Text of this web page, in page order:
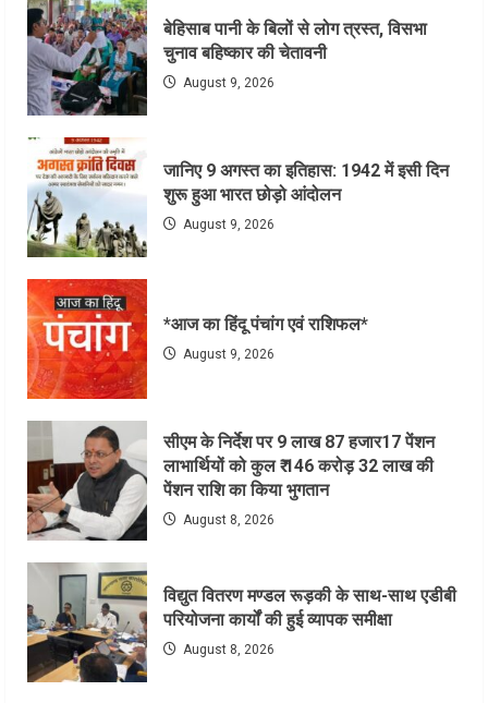
बेहिसाब पानी के बिलों से लोग त्रस्त, विसभा
चुनाव बहिष्कार की चेतावनी
August 9, 2026
जानिए 9 अगस्त का इतिहास: 1942 में इसी दिन
शुरू हुआ भारत छोड़ो आंदोलन
August 9, 2026
*आज का हिंदू पंचांग एवं राशिफल*
August 9, 2026
सीएम के निर्देश पर 9 लाख 87 हजार17 पेंशन
लाभार्थियों को कुल ₹ 146 करोड़ 32 लाख की
पेंशन राशि का किया भुगतान
August 8, 2026
विद्युत वितरण मण्डल रूड़की के साथ-साथ एडीबी
परियोजना कार्यों की हुई व्यापक समीक्षा
August 8, 2026